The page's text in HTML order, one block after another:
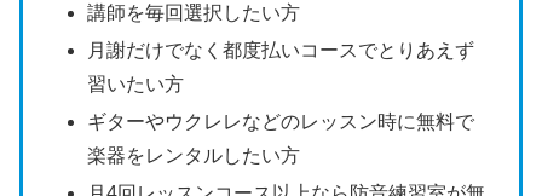
講師を毎回選択したい方
月謝だけでなく都度払いコースでとりあえず
習いたい方
ギターやウクレレなどのレッスン時に無料で
楽器をレンタルしたい方